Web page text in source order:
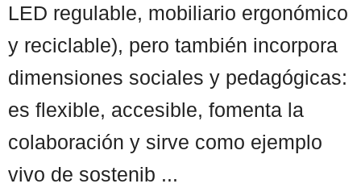
LED regulable, mobiliario ergonómico
y reciclable), pero también incorpora
dimensiones sociales y pedagógicas:
es flexible, accesible, fomenta la
colaboración y sirve como ejemplo
vivo de sostenib ...